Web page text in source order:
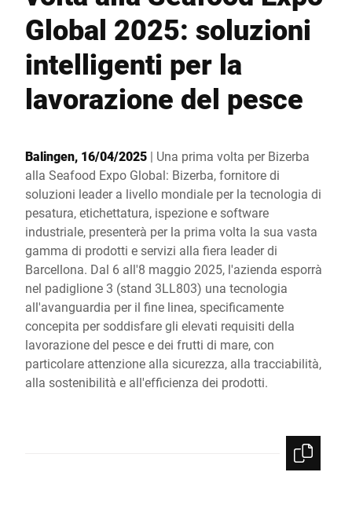
Azienda
Africa
Sito web globale
Global 2025: soluzioni
intelligenti per la
lavorazione del pesce
Balingen, 16/04/2025 | Una prima volta per Bizerba
alla Seafood Expo Global: Bizerba, fornitore di
soluzioni leader a livello mondiale per la tecnologia di
pesatura, etichettatura, ispezione e software
industriale, presenterà per la prima volta la sua vasta
gamma di prodotti e servizi alla fiera leader di
Barcellona. Dal 6 all'8 maggio 2025, l'azienda esporrà
nel padiglione 3 (stand 3LL803) una tecnologia
all'avanguardia per il fine linea, specificamente
concepita per soddisfare gli elevati requisiti della
lavorazione del pesce e dei frutti di mare, con
particolare attenzione alla sicurezza, alla tracciabilità,
alla sostenibilità e all'efficienza dei prodotti.